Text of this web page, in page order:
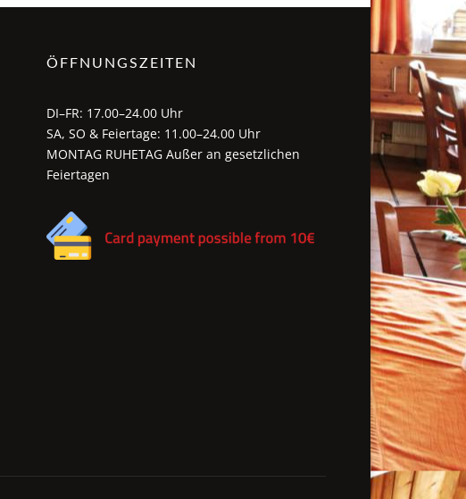
ÖFFNUNGSZEITEN
DI–FR: 17.00–24.00 Uhr
SA, SO & Feiertage: 11.00–24.00 Uhr
MONTAG RUHETAG Außer an gesetzlichen
Feiertagen